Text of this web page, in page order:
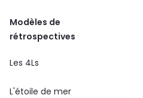
Modèles de
rétrospectives
Les 4Ls
L'étoile de mer